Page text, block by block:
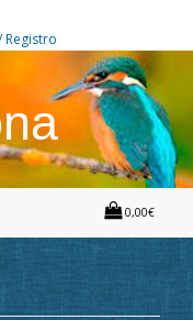
Registro
0,00€